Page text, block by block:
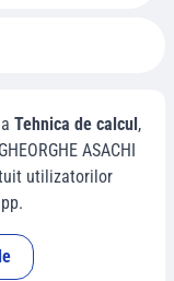
Tehnica de calcul,
ASACHI
utilizatorilor